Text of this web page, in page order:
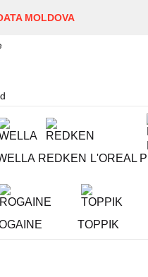
MOLDOVA
REDKEN L'OREAL
TOPPIK